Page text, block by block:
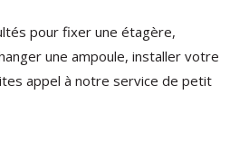
pour fixer une étagère,
une ampoule, installer votre
appel à notre service de petit